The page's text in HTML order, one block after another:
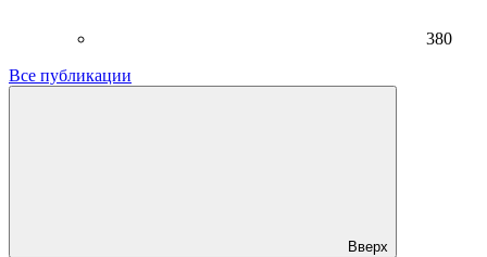
380
Все публикации
Вверх